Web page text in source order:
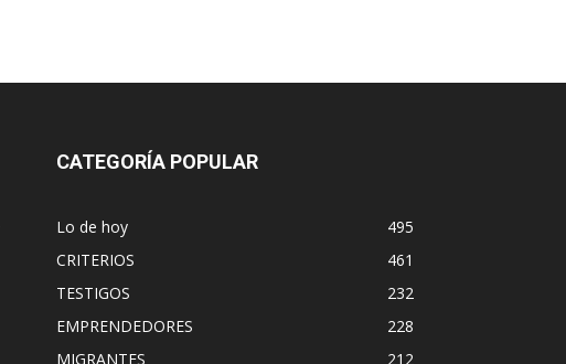
CATEGORÍA POPULAR
Lo de hoy
495
CRITERIOS
461
TESTIGOS
232
EMPRENDEDORES
228
MIGRANTES
212